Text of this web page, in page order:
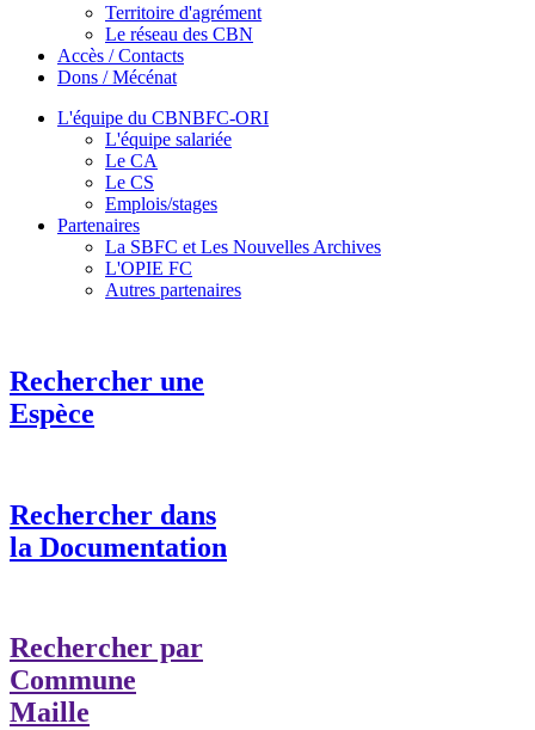
Territoire d'agrément
Le réseau des CBN
Accès / Contacts
Dons / Mécénat
L'équipe du CBNBFC-ORI
L'équipe salariée
Le CA
Le CS
Emplois/stages
Partenaires
La SBFC et Les Nouvelles Archives
L'OPIE FC
Autres partenaires
Rechercher une
Espèce
Rechercher dans
la Documentation
Rechercher par
Commune
Maille